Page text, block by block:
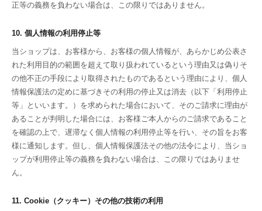
正等の義務を負わない場合は、この限りではありません。
10. 個人情報の利用停止等
当ショップは、お客様から、お客様の個人情報が、あらかじめ公表さ
れた利用目的の範囲を超えて取り扱われているという理由又は偽りそ
の他不正の手段により取得されたものであるという理由により、個人
情報保護法の定めに基づきその利用の停止又は消去（以下「利用停止
等」といいます。）を求められた場合において、そのご請求に理由が
あることが判明した場合には、お客様ご本人からのご請求であること
を確認の上で、遅滞なく個人情報の利用停止等を行い、その旨をお客
様に通知します。但し、個人情報保護法その他の法令により、当ショ
ップが利用停止等の義務を負わない場合は、この限りではありませ
ん。
11. Cookie（クッキー）その他の技術の利用